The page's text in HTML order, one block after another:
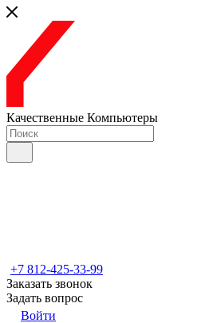
Качественные Компьютеры
+7 812-425-33-99
Заказать звонок
Задать вопрос
Войти